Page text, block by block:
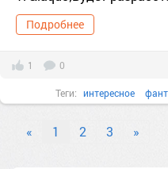
Подробнее
1 0
Теги: интересное
« 1 2 3 »